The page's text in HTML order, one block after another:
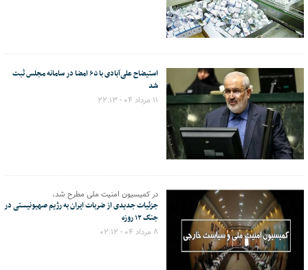
استیضاح علی‌آبادی با ۶۵ امضا در سامانه مجلس ثبت
شد
۱۱ مرداد ۰۴ - ۲۲:۱۳
در کمیسیون امنیت ملی مطرح شد،
جزئیات جدیدی از ضربات ایران به رژیم صهیونیستی در
جنگ ۱۲ روزه
۸ مرداد ۰۴ - ۰۲:۱۲